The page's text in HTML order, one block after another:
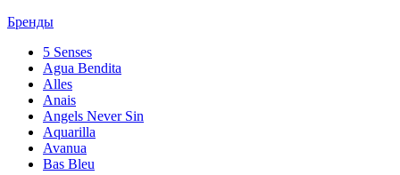
Бренды
5 Senses
Agua Bendita
Alles
Anais
Angels Never Sin
Aquarilla
Avanua
Bas Bleu